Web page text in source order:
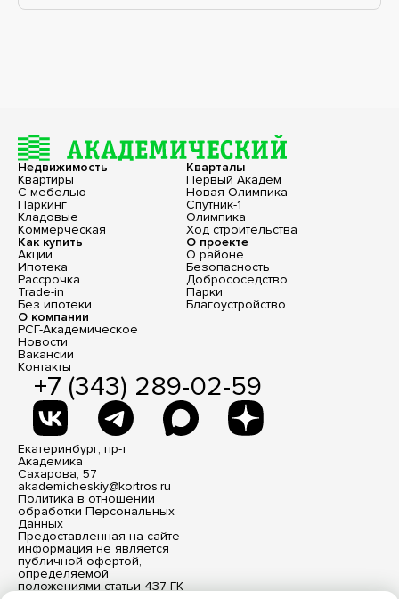
Недвижимость
Квартиры
С мебелью
Паркинг
Кладовые
Коммерческая
Кварталы
Первый Академ
Новая Олимпика
Спутник-1
Олимпика
Ход строительства
Как купить
Акции
Ипотека
Рассрочка
Trade-in
Без ипотеки
О проекте
О районе
Безопасность
Добрососедство
Парки
Благоустройство
О компании
РСГ-Академическое
Новости
Вакансии
Контакты
+7 (343) 289-02-59
Екатеринбург, пр-т
Академика
Сахарова, 57
akademicheskiy@kortros.ru
Политика в отношении
обработки Персональных
Данных
Предоставленная на сайте
информация не является
публичной офертой,
определяемой
положениями статьи 437 ГК